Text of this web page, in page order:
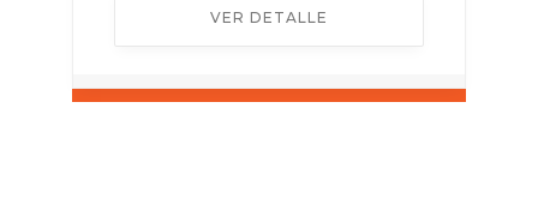
VER DETALLE